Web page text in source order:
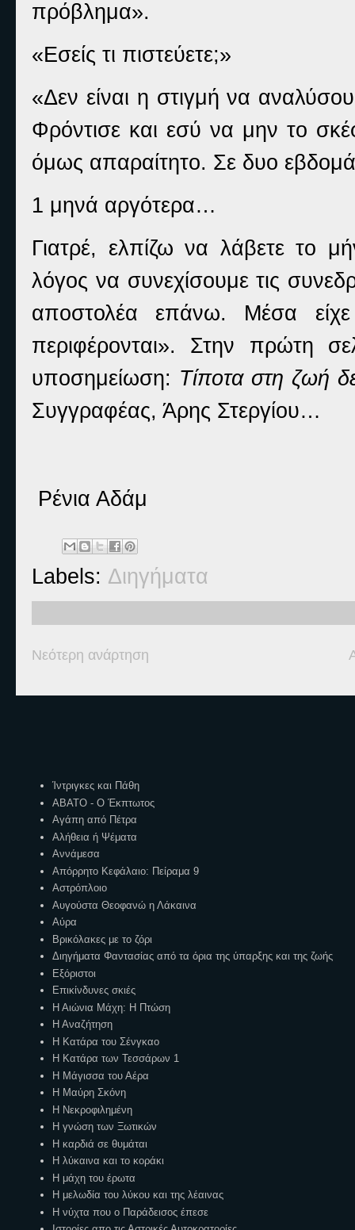
πρόβλημα».
«Εσείς τι πιστεύετε;»
«Δεν είναι η στιγμή να
Φρόντισε και εσύ να μην το
όμως απαραίτητο. Σε δυο
1 μηνά αργότερα…
Γιατρέ, ελπίζω να λάβετε το
λόγος να συνεχίσουμε τις
αποστολέα επάνω. Μέσα
περιφέρονται». Στην πρώτη
υποσημείωση: Τίποτα στη ζωή
Συγγραφέας, Άρης Στεργίου…
Ρένια Αδάμ
Labels: Διηγήματα
Νεότερη ανάρτηση
Ίντριγκες και Πάθη
ΑΒΑΤΟ - Ο Έκπτωτος
Αγάπη από Πέτρα
Αλήθεια ή Ψέματα
Αννάμεσα
Απόρρητο Κεφάλαιο: Πείραμα 9
Αστρόπλοιο
Αυγούστα Θεοφανώ η Λάκαινα
Αύρα
Βρικόλακες με το ζόρι
Διηγήματα Φαντασίας από τα όρια της ύπαρξης και της ζωής
Εξόριστοι
Επικίνδυνες σκιές
Η Αιώνια Μάχη: Η Πτώση
Η Αναζήτηση
Η Κατάρα του Σένγκαο
Η Κατάρα των Τεσσάρων 1
Η Μάγισσα του Αέρα
Η Μαύρη Σκόνη
Η Νεκροφιλημένη
Η γνώση των Ξωτικών
Η καρδιά σε θυμάται
Η λύκαινα και το κοράκι
Η μάχη του έρωτα
Η μελωδία του λύκου και της λέαινας
Η νύχτα που ο Παράδεισος έπεσε